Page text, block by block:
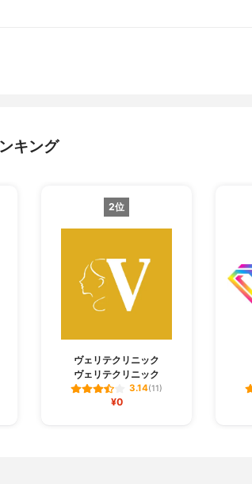
キング
2位
ヴェリテクリニック
ヴェリテクリニック
3.14(11)
¥0